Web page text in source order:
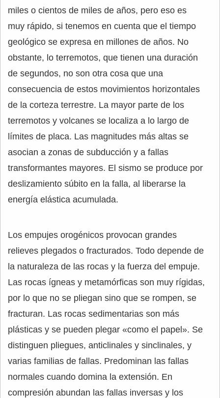
miles o cientos de miles de años, pero eso es
muy rápido, si tenemos en cuenta que el tiempo
geológico se expresa en millones de años. No
obstante, lo terremotos, que tienen una duración
de segundos, no son otra cosa que una
consecuencia de estos movimientos horizontales
de la corteza terrestre. La mayor parte de los
terremotos y volcanes se localiza a lo largo de
límites de placa. Las magnitudes más altas se
asocian a zonas de subducción y a fallas
transformantes mayores. El sismo se produce por
deslizamiento súbito en la falla, al liberarse la
energía elástica acumulada.
Los empujes orogénicos provocan grandes
relieves plegados o fracturados. Todo depende de
la naturaleza de las rocas y la fuerza del empuje.
Las rocas ígneas y metamórficas son muy rígidas,
por lo que no se pliegan sino que se rompen, se
fracturan. Las rocas sedimentarias son más
plásticas y se pueden plegar «como el papel». Se
distinguen pliegues, anticlinales y sinclinales, y
varias familias de fallas. Predominan las fallas
normales cuando domina la extensión. En
compresión abundan las fallas inversas y los